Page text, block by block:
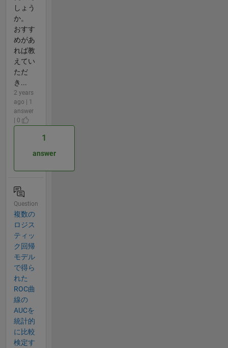
しょう
か。
おすす
めがあ
れば教
えてい
ただ
き...
2 years
ago | 1
answer
| 0
1
answer
Question
複数の
ロジス
ティッ
ク回帰
モデル
で得ら
れた
ROC曲
線の
AUCを
統計的
に比較
検定す